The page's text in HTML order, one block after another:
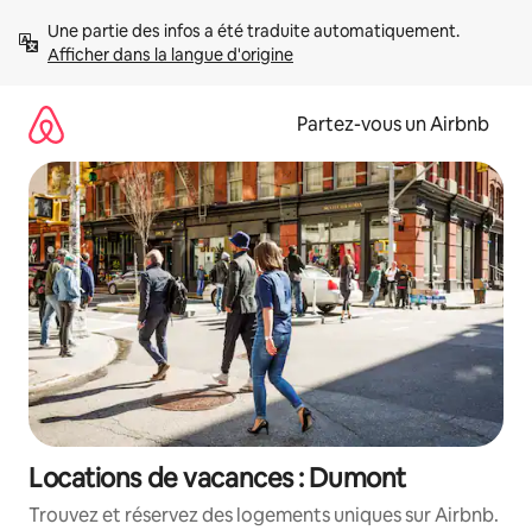
directement
Afficher dans la langue d'origine
Partez-vous un Airbnb
Locations de vacances : Dumont
Trouvez et réservez des logements uniques sur Airbnb.